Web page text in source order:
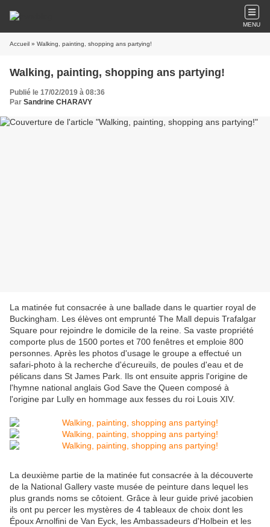
MENU
Accueil » Walking, painting, shopping ans partying!
Walking, painting, shopping ans partying!
Publié le 17/02/2019 à 08:36
Par Sandrine CHARAVY
La matinée fut consacrée à une ballade dans le quartier royal de
Buckingham. Les élèves ont emprunté The Mall depuis Trafalgar
Square pour rejoindre le domicile de la reine. Sa vaste propriété
comporte plus de 1500 portes et 700 fenêtres et emploie 800
personnes. Après les photos d'usage le groupe a effectué un
safari-photo à la recherche d'écureuils, de poules d'eau et de
pélicans dans St James Park. Ils ont ensuite appris l'origine de
l'hymne national anglais God Save the Queen composé à
l'origine par Lully en hommage aux fesses du roi Louis XIV.
La deuxième partie de la matinée fut consacrée à la découverte
de la National Gallery vaste musée de peinture dans lequel les
plus grands noms se côtoient. Grâce à leur guide privé jacobien
ils ont pu percer les mystères de 4 tableaux de choix dont les
Époux Arnolfini de Van Eyck, les Ambassadeurs d'Holbein et les